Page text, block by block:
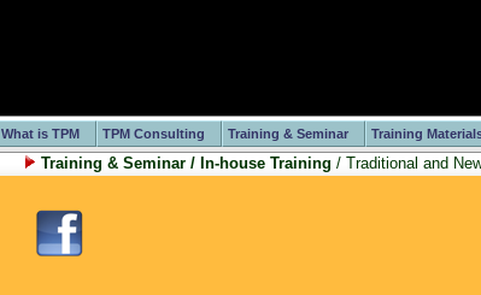
What is TPM TPM Consulting Training & Seminar Training
Training & Seminar / In-house Training / Traditional and